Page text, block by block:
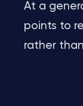
At a
points to
rather